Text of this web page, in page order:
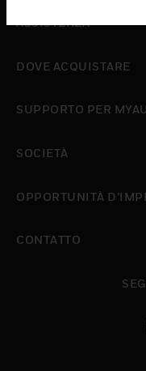
ASSISTENZA
DOVE ACQUISTARE
SUPPORTO PER
SOCIETÀ
OPPORTUNITÀ
CONTATTO